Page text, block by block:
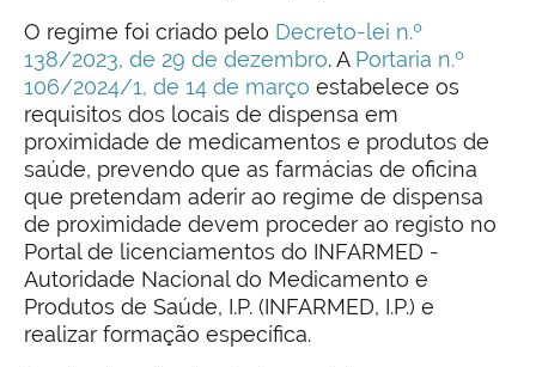
O regime foi criado pelo Decreto-lei n.º
138/2023, de 29 de dezembro. A Portaria n.º
106/2024/1, de 14 de março estabelece os
requisitos dos locais de dispensa em
proximidade de medicamentos e produtos de
saúde, prevendo que as farmácias de oficina
que pretendam aderir ao regime de dispensa
de proximidade devem proceder ao registo no
Portal de licenciamentos do INFARMED -
Autoridade Nacional do Medicamento e
Produtos de Saúde, I.P. (INFARMED, I.P.) e
realizar formação específica.